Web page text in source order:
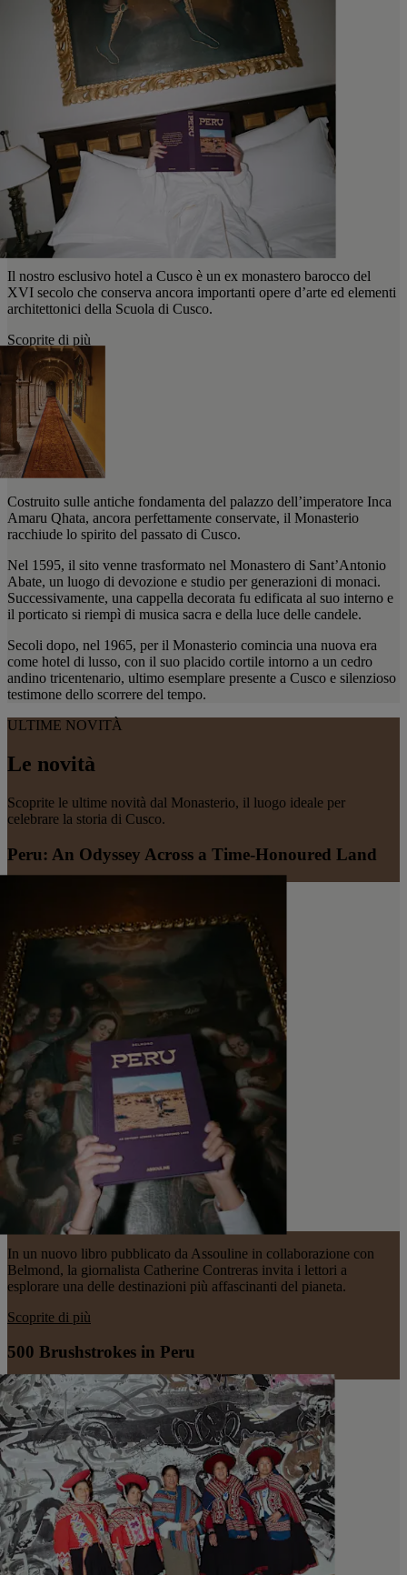
Il nostro esclusivo hotel a Cusco è un ex monastero barocco del
XVI secolo che conserva ancora importanti opere d’arte ed elementi
architettonici della Scuola di Cusco.
Scoprite di più
Costruito sulle antiche fondamenta del palazzo dell’imperatore Inca
Amaru Qhata, ancora perfettamente conservate, il Monasterio
racchiude lo spirito del passato di Cusco.
Nel 1595, il sito venne trasformato nel Monastero di Sant’Antonio
Abate, un luogo di devozione e studio per generazioni di monaci.
Successivamente, una cappella decorata fu edificata al suo interno e
il porticato si riempì di musica sacra e della luce delle candele.
Secoli dopo, nel 1965, per il Monasterio comincia una nuova era
come hotel di lusso, con il suo placido cortile intorno a un cedro
andino tricentenario, ultimo esemplare presente a Cusco e silenzioso
testimone dello scorrere del tempo.
ULTIME NOVITÀ
Le novità
Scoprite le ultime novità dal Monasterio, il luogo ideale per
celebrare la storia di Cusco.
Peru: An Odyssey Across a Time-Honoured Land
In un nuovo libro pubblicato da Assouline in collaborazione con
Belmond, la giornalista Catherine Contreras invita i lettori a
esplorare una delle destinazioni più affascinanti del pianeta.
Scoprite di più
500 Brushstrokes in Peru